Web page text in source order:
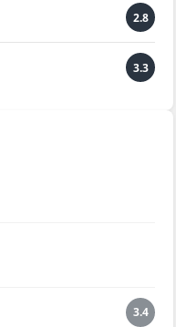
2.8
3.3
3.4